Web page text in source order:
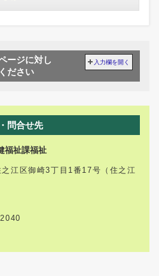
ージに対し
ださい
入力欄を開く
問合せ先
福祉課福祉
江区御崎3丁目1番17号（住之江